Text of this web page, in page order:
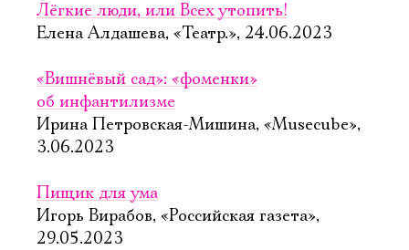
Лёгкие люди, или Всех утопить!
Елена Алдашева, «Театр.», 24.06.2023
«Вишнёвый сад»: «фоменки»
об инфантилизме
Ирина Петровская-Мишина, «Musecube»,
3.06.2023
Пищик для ума
Игорь Вирабов, «Российская газета»,
29.05.2023